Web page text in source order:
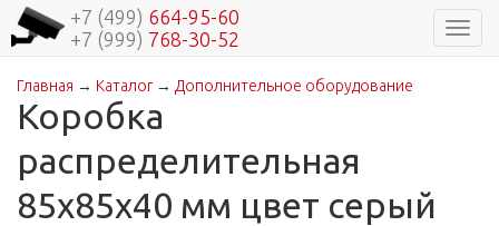
+7 (499) 664-95-60
+7 (999) 768-30-52
Вы здесь
Главная → Каталог→ Дополнительное оборудование
Коробка
распределительная
85х85х40 мм цвет серый